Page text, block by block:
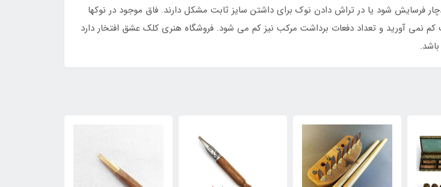
فرسایش شود یا در تراش دادن نوک برای داشتن سایز ثابت مشکل دارند. فاق موجود در نوکها
نمی آورید و تعداد دفعات برداشت مرکب نیز کم می شود. فروشگاه هنری کلک عشق افتخار دارد